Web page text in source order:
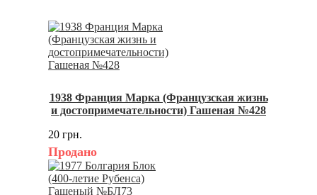
1938 Франция Марка (Французская жизнь
и достопримечательности) Гашеная №428
20 грн.
Продано